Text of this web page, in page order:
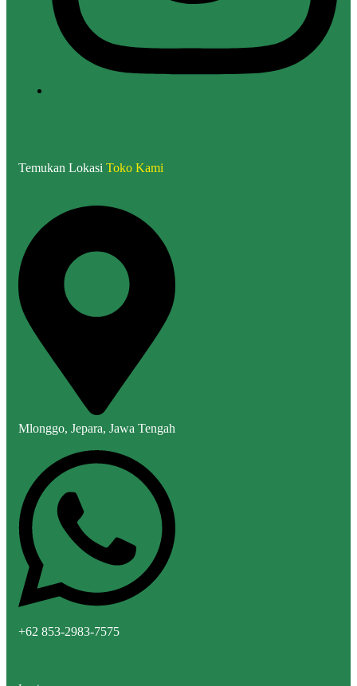
Temukan Lokasi Toko Kami
Mlonggo, Jepara, Jawa Tengah
+62 853-2983-7575